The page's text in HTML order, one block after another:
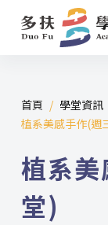
跳
至
內
容
首頁 / 學堂資訊
植系美感手作(週
植系
堂)